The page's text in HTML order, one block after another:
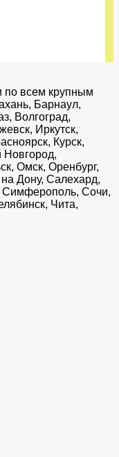
по всем крупным
Барнаул,
Волгоград,
Иркутск,
Курск,
Омск, Оренбург,
Дону, Салехард,
Симферополь, Сочи,
Чита,